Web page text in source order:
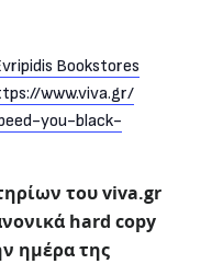
Bookstores
www.viva.gr/
you-black-
του viva.gr
hard copy
ημέρα της